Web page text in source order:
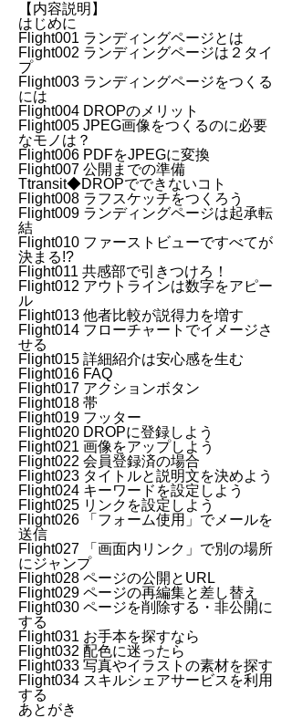
【内容説明】
はじめに
Flight001 ランディングページとは
Flight002 ランディングページは２タイ
プ
Flight003 ランディングページをつくる
には
Flight004 DROPのメリット
Flight005 JPEG画像をつくるのに必要
なモノは？
Flight006 PDFをJPEGに変換
Flight007 公開までの準備
Ttransit◆DROPでできないコト
Flight008 ラフスケッチをつくろう
Flight009 ランディングページは起承転
結
Flight010 ファーストビューですべてが
決まる!?
Flight011 共感部で引きつけろ！
Flight012 アウトラインは数字をアピー
ル
Flight013 他者比較が説得力を増す
Flight014 フローチャートでイメージさ
せる
Flight015 詳細紹介は安心感を生む
Flight016 FAQ
Flight017 アクションボタン
Flight018 帯
Flight019 フッター
Flight020 DROPに登録しよう
Flight021 画像をアップしよう
Flight022 会員登録済の場合
Flight023 タイトルと説明文を決めよう
Flight024 キーワードを設定しよう
Flight025 リンクを設定しよう
Flight026 「フォーム使用」でメールを
送信
Flight027 「画面内リンク」で別の場所
にジャンプ
Flight028 ページの公開とURL
Flight029 ページの再編集と差し替え
Flight030 ページを削除する・非公開に
する
Flight031 お手本を探すなら
Flight032 配色に迷ったら
Flight033 写真やイラストの素材を探す
Flight034 スキルシェアサービスを利用
する
あとがき